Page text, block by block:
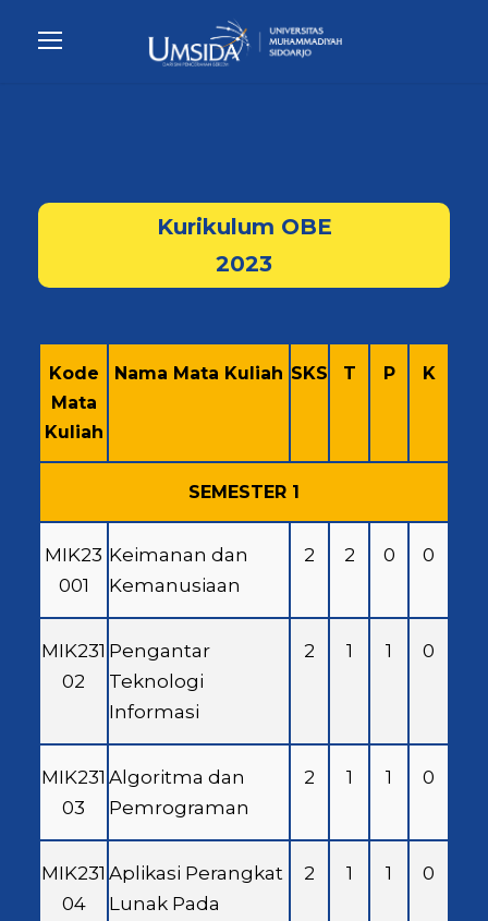
Kurikulum OBE
2023
Kode
Mata
Kuliah
Nama Mata Kuliah SKS T P K
SEMESTER 1
MIK23
001
Keimanan dan
Kemanusiaan
2 2 0 0
MIK231
02
Pengantar
Teknologi
Informasi
2 1 1 0
MIK231
03
Algoritma dan
Pemrograman
2 1 1 0
MIK231
04
Aplikasi Perangkat
Lunak Pada
2 1 1 0